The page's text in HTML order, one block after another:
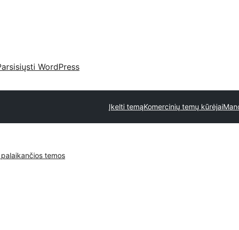
WordPress
Įkelti temąKomercinių temų kūrėjai
palaikančios temos